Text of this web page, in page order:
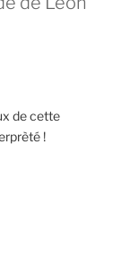
de cette
!